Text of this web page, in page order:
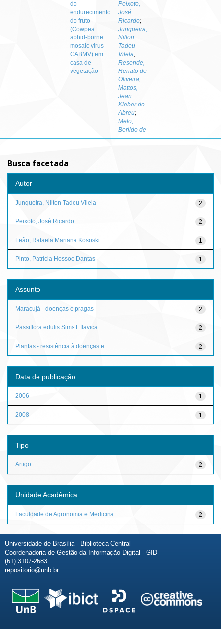
do
endurecimento
do fruto
(Cowpea
aphid-borne
mosaic virus -
CABMV) em
casa de
vegetação
Peixoto,
José
Ricardo;
Junqueira,
Nilton
Tadeu
Vilela;
Resende,
Renato de
Oliveira;
Mattos,
Jean
Kleber de
Abreu;
Melo,
Berildo de
Busca facetada
Autor
2
Junqueira, Nilton Tadeu Vilela
2
Peixoto, José Ricardo
1
Leão, Rafaela Mariana Kososki
1
Pinto, Patrícia Hossoe Dantas
Assunto
2
Maracujá - doenças e pragas
2
Passiflora edulis Sims f. flavica...
2
Plantas - resistência à doenças e...
Data de publicação
1
2006
1
2008
Tipo
2
Artigo
Unidade Acadêmica
2
Faculdade de Agronomia e Medicina...
Universidade de Brasília - Biblioteca Central
Coordenadoria de Gestão da Informação Digital - GID
(61) 3107-2683
repositorio@unb.br